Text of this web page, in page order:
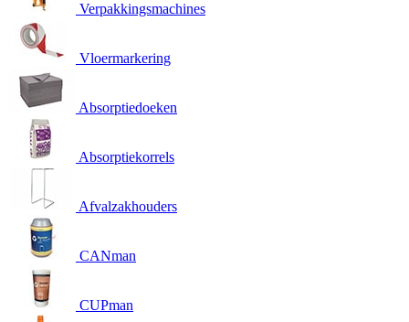
Verpakkingsmachines
Vloermarkering
Absorptiedoeken
Absorptiekorrels
Afvalzakhouders
CANman
CUPman